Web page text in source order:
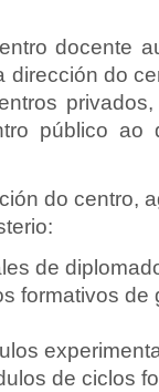
docente
do
público ao
do centro,
de
formativos de
de ciclos